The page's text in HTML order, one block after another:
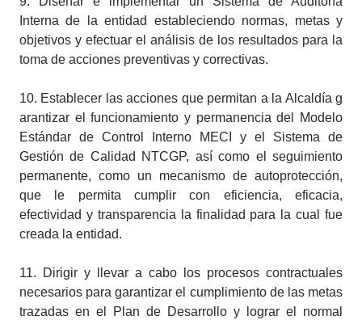
Interna de la entidad estableciendo normas, metas y
objetivos y efectuar el análisis de los resultados para la
toma de acciones preventivas y correctivas.
10. Establecer las acciones que permitan a la Alcaldía g​
arantizar el funcionamiento y permanencia del Modelo
Estándar de Control Interno MECI y el Sistema de
Gestión de Calidad NTCGP, así como el seguimiento
permanente, como un mecanismo de autoprotección,
que le permita cumplir con eficiencia, eficacia,
efectividad y transparencia la finalidad para la cual fue
creada la entidad.
11. Dirigir y llevar a cabo los procesos contractuales
necesarios para garantizar el cumplimiento de las metas
trazadas en el Plan de D​esarrollo y lograr el normal